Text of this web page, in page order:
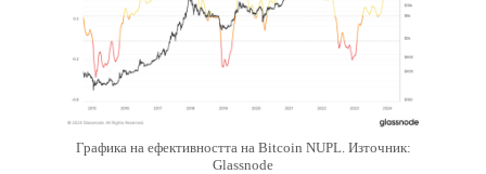
Графика на ефективността на Bitcoin NUPL. Източник:
Glassnode